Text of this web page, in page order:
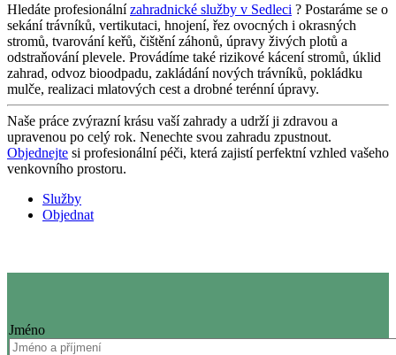
Hledáte profesionálnízahradnické služby v Sedleci ? Postaráme se o
sekání trávníků, vertikutaci, hnojení, řez ovocných i okrasných
stromů, tvarování keřů, čištění záhonů, úpravy živých plotů a
odstraňování plevele. Provádíme také rizikové kácení stromů, úklid
zahrad, odvoz bioodpadu, zakládání nových trávníků, pokládku
mulče, realizaci mlatových cest a drobné terénní úpravy.
Naše práce zvýrazní krásu vaší zahrady a udrží ji zdravou a
upravenou po celý rok. Nenechte svou zahradu zpustnout.
Objednejte si profesionální péči, která zajistí perfektní vzhled vašeho
venkovního prostoru.
Služby
Objednat
Jméno
Jméno